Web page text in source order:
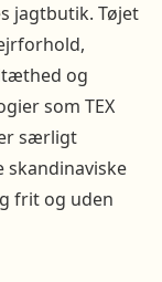
jagtbutik. Tøjet
og
som TEX
særligt
frit og uden